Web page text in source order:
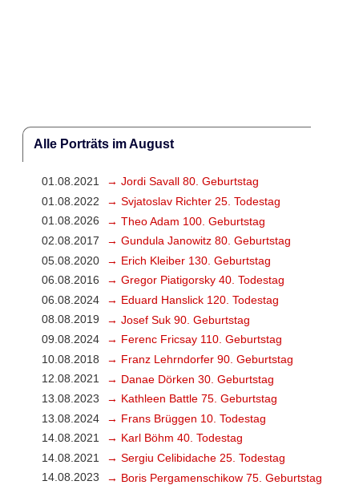
Alle Porträts im August
01.08.2021
→ Jordi Savall 80. Geburtstag
01.08.2022
→ Svjatoslav Richter 25. Todestag
01.08.2026
→ Theo Adam 100. Geburtstag
02.08.2017
→ Gundula Janowitz 80. Geburtstag
05.08.2020
→ Erich Kleiber 130. Geburtstag
06.08.2016
→ Gregor Piatigorsky 40. Todestag
06.08.2024
→ Eduard Hanslick 120. Todestag
08.08.2019
→ Josef Suk 90. Geburtstag
09.08.2024
→ Ferenc Fricsay 110. Geburtstag
10.08.2018
→ Franz Lehrndorfer 90. Geburtstag
12.08.2021
→ Danae Dörken 30. Geburtstag
13.08.2023
→ Kathleen Battle 75. Geburtstag
13.08.2024
→ Frans Brüggen 10. Todestag
14.08.2021
→ Karl Böhm 40. Todestag
14.08.2021
→ Sergiu Celibidache 25. Todestag
14.08.2023
→ Boris Pergamenschikow 75. Geburtstag